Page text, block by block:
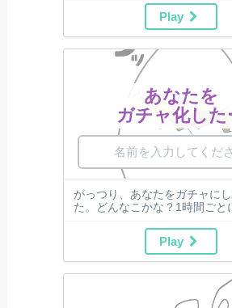
Play
あなたを
ガチャ化した
がっつり、あなたをガチャに
た。どんなこかな？1時間ごと
Play